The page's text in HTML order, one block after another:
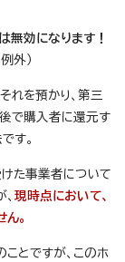
効になります！
外）
れを預かり、第三
で購入者に還元す
す。
た事業者について
現時点において、
。
とですが、このホ